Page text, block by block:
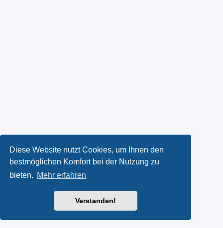
Diese Website nutzt Cookies, um Ihnen den
bestmöglichen Komfort bei der Nutzung zu
bieten. Mehr erfahren
Verstanden!